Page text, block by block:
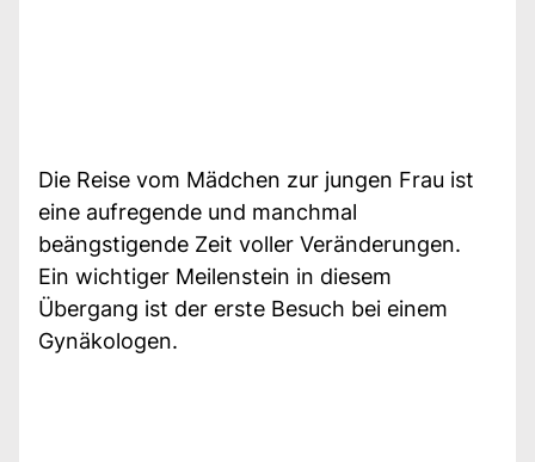
Die Reise vom Mädchen zur jungen Frau ist
eine aufregende und manchmal
beängstigende Zeit voller Veränderungen.
Ein wichtiger Meilenstein in diesem
Übergang ist der erste Besuch bei einem
Gynäkologen.